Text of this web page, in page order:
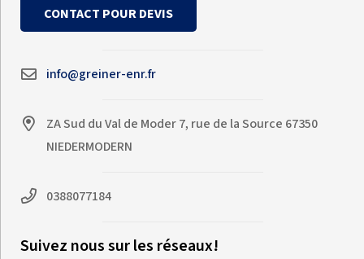
CONTACT POUR DEVIS
info@greiner-enr.fr
ZA Sud du Val de Moder 7, rue de la Source 67350
NIEDERMODERN
0388077184
Suivez nous sur les réseaux!